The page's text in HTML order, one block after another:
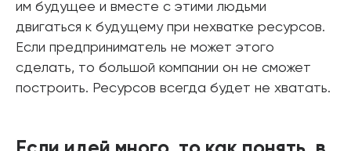
им будущее и вместе с этими людьми
двигаться к будущему при нехватке ресурсов.
Если предприниматель не может этого
сделать, то большой компании он не сможет
построить. Ресурсов всегда будет не хватать.